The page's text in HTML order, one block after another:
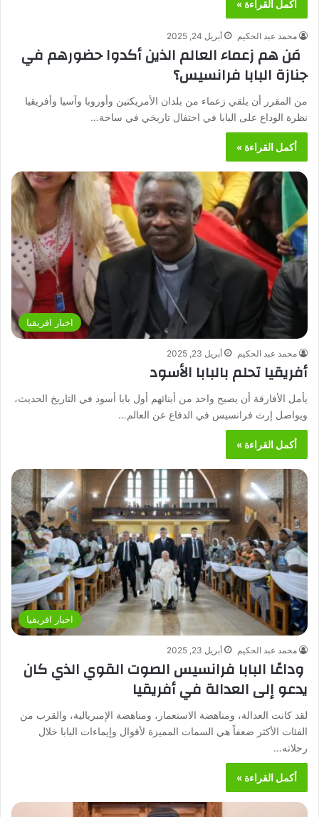
أكمل القراءة »
محمد عبد الحكيم أبريل 24, 2025
مَن هم زعماء العالم الذين أكدوا حضورهم في
جنازة البابا فرانسيس؟
من المقرر أن يلقي زعماء من بلدان الأمريكتين وأوروبا وآسيا وأفريقيا
نظرة الوداع على البابا في احتفال تاريخي في ساحة…
أكمل القراءة »
اخبار افريقيا
محمد عبد الحكيم أبريل 23, 2025
أفريقيا تحلم بالبابا الأسود
يأمل الأفارقة أن يصبح واحد من أبنائهم أول بابا أسود في التاريخ الحديث،
ويواصل إرث فرانسيس في الدفاع عن العالم…
أكمل القراءة »
اخبار افريقيا
محمد عبد الحكيم أبريل 23, 2025
وداعًا البابا فرانسيس الصوت القوي الذي كان
يدعو إلى العدالة في أفريقيا
لقد كانت العدالة، ومناهضة الاستعمار، ومناهضة الإمبريالية، والقرب من
الفئات الأكثر ضعفاً هي السمات المميزة لأقوال وإيماءات البابا خلال
رحلاته…
أكمل القراءة »